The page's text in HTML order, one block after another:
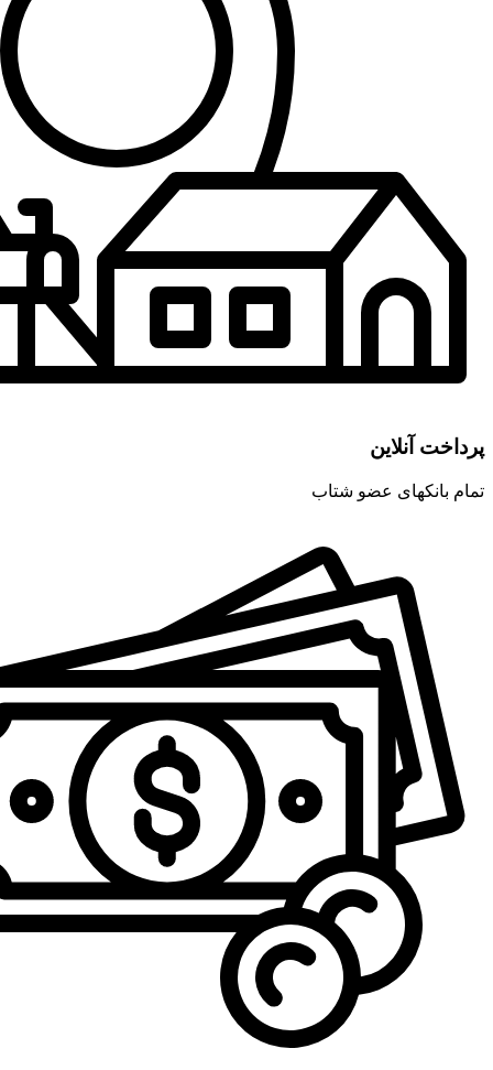
پرداخت آنلاین
تمام بانکهای عضو شتاب